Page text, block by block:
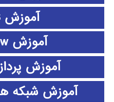
آموزش SPSS
آموزش stateflow
آموزش
آموزش شبکه